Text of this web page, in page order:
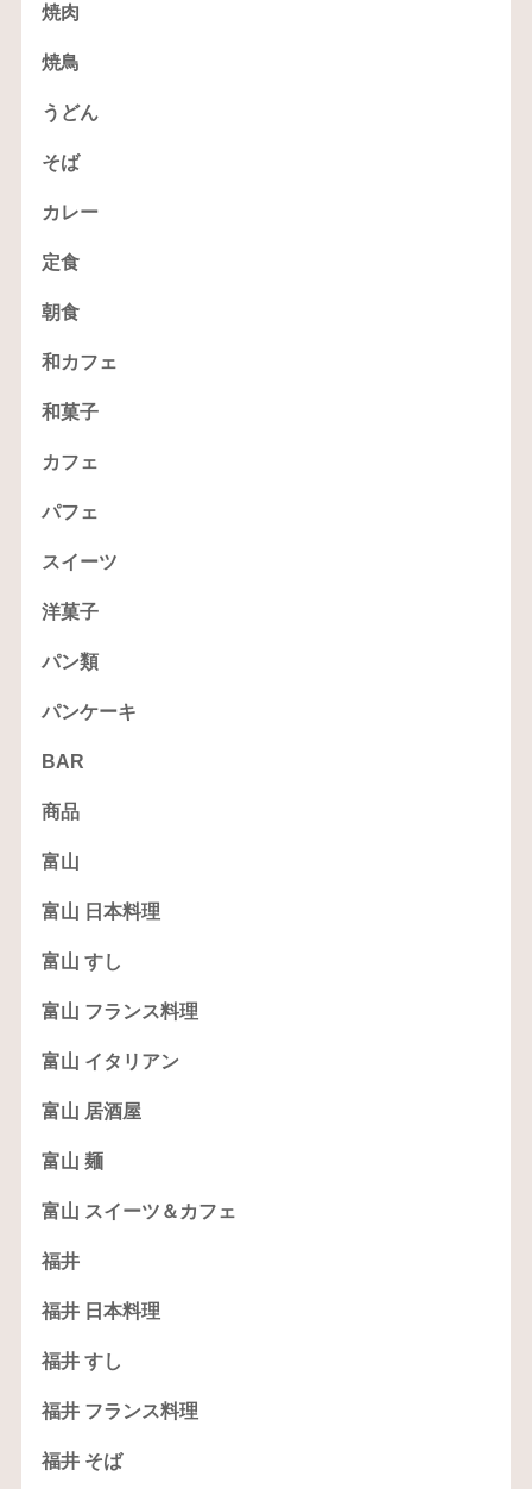
焼肉
焼鳥
うどん
そば
カレー
定食
朝食
和カフェ
和菓子
カフェ
パフェ
スイーツ
洋菓子
パン類
パンケーキ
BAR
商品
富山
富山 日本料理
富山 すし
富山 フランス料理
富山 イタリアン
富山 居酒屋
富山 麺
富山 スイーツ＆カフェ
福井
福井 日本料理
福井 すし
福井 フランス料理
福井 そば